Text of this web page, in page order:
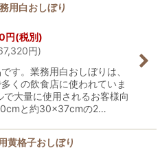
用白おしぼり
円(税別)
円)
す。業務用白おしぼりは、
くの飲食店に使われていま
大量に使用されるお客様向
と約30×37cmの2…
黄格子おしぼり